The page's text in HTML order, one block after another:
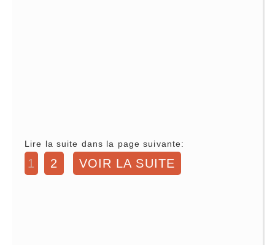
Lire la suite dans la page suivante:
1 2 VOIR LA SUITE